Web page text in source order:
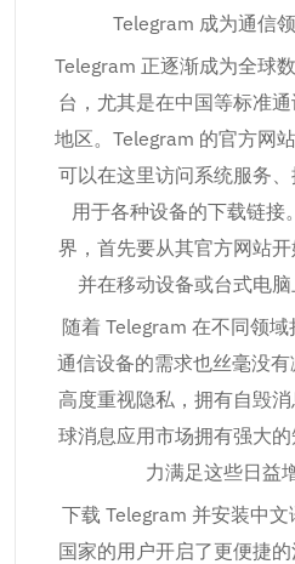
Telegram 成为通信
Telegram 正逐渐成为全球
台，尤其是在中国等标准
地区。Telegram 的官方网
可以在这里访问系统服务
用于各种设备的下载链接
界，首先要从其官方网站
并在移动设备或台式电脑
随着 Telegram 在不同领
通信设备的需求也丝毫没
高度重视隐私，拥有自毁
球消息应用市场拥有强大
力满足这些日益
下载 Telegram 并安装中
国家的用户开启了更便捷